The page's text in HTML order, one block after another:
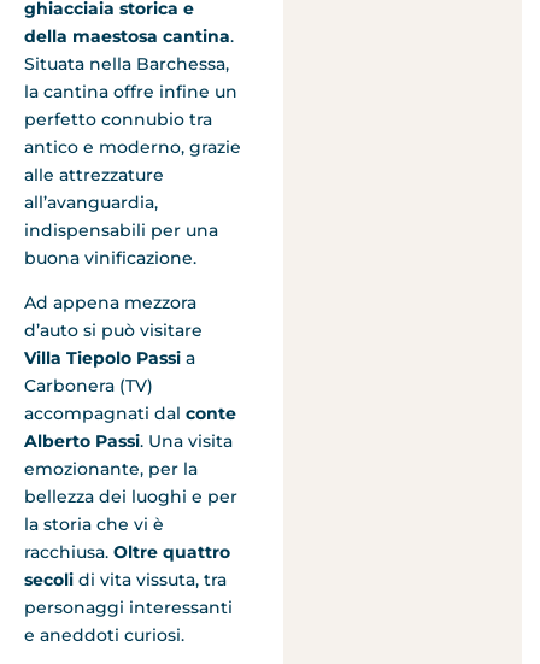
ghiacciaia storica e
della maestosa cantina.
Situata nella Barchessa,
la cantina offre infine un
perfetto connubio tra
antico e moderno, grazie
alle attrezzature
all’avanguardia,
indispensabili per una
buona vinificazione.
Ad appena mezzora
d’auto si può visitare
Villa Tiepolo Passi a
Carbonera (TV)
accompagnati dal conte
Alberto Passi. Una visita
emozionante, per la
bellezza dei luoghi e per
la storia che vi è
racchiusa. Oltre quattro
secoli di vita vissuta, tra
personaggi interessanti
e aneddoti curiosi.